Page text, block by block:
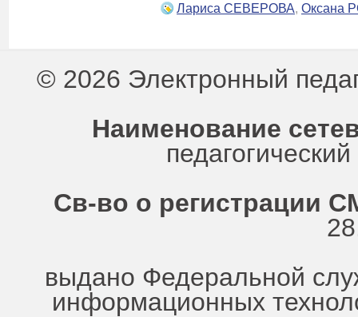
Лариса СЕВЕРОВА, Оксана
© 2026 Электронный
Наименование
Св-во о регистрации
выдано Федеральной
информационных